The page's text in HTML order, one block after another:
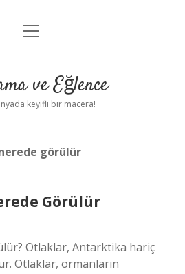
Anasayfa
Yasal Uyarı
menüyü
ve Eğlence
keyifli bir macera!
görülür
Görülür
Otlaklar, Antarktika hariç
Otlaklar, ormanların